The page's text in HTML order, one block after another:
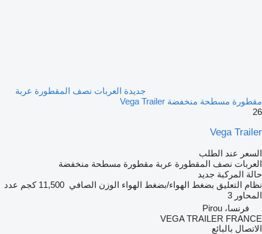
جديدة العربات نصف المقطورة عربة
مقطورة مسطحة منخفضة Vega Trailer
26
Vega Trailer
السعر عند الطلب
العربات نصف المقطورة عربة مقطورة مسطحة منخفضة
حالة المركبة جديد
نظام التعليق بضغط الهواء/بضغط الهواء الوزن الصافي 11,500 كجم
عدد
المحاور 3
فرنسا، Pirou
VEGA TRAILER FRANCE
الاتصال بالبائع